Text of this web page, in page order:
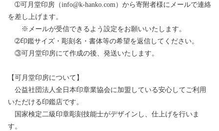
➀可月堂印房（info@k-hanko.com）から寄附者様にメールで連絡
を差し上げます。
※メールが受信できるよう設定をお願いいたします。
➁印鑑サイズ・彫刻名・書体等の希望を返信してください。
③可月堂印房にて作成の後、発送いたします。
【可月堂印房について】
公益社団法人全日本印章業協会に加盟している安心してご利用
いただける印鑑店です。
国家検定二級印章彫刻技能士がデザインし、仕上げを行いま
す。